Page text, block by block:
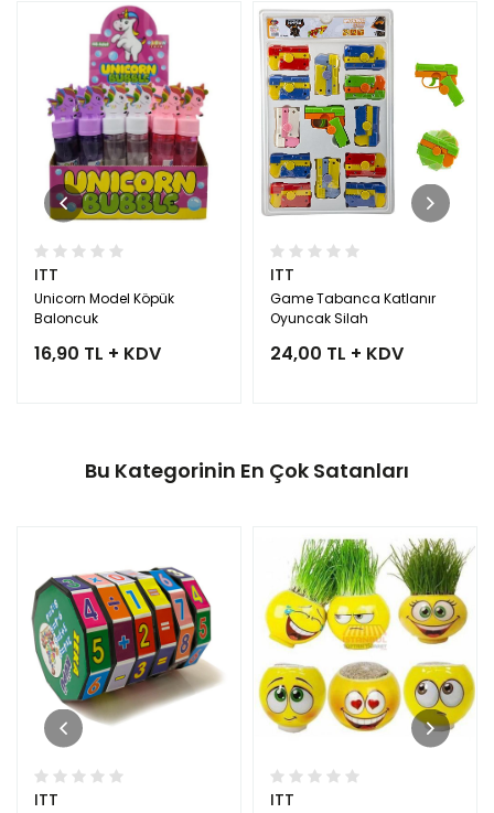
ITT
Unicorn Model Köpük
Baloncuk
16,90 TL + KDV
ITT
Game Tabanca Katlanır
Oyuncak Silah
24,00 TL + KDV
Bu Kategorinin En Çok Satanları
ITT ITT